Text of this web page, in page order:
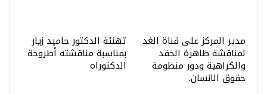
مدير المركز على قناة الغد
لمناقشة ظاهرة الحقد
والكراهية ودور منظومة
حقوق الانسان.
تهنئة الدكتور حاميد زيار
بمناسبة مناقشته أطروحة
الدكتوراه